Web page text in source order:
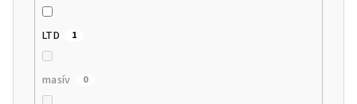
LTD 1
masív 0